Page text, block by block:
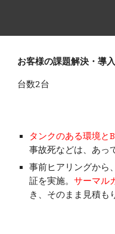
お客様の課題解決・導
台数2台
タンクのある環境と
事故死などは、あっ
事前ヒアリングから
証を実施。サーマル
き、そのまま見積も